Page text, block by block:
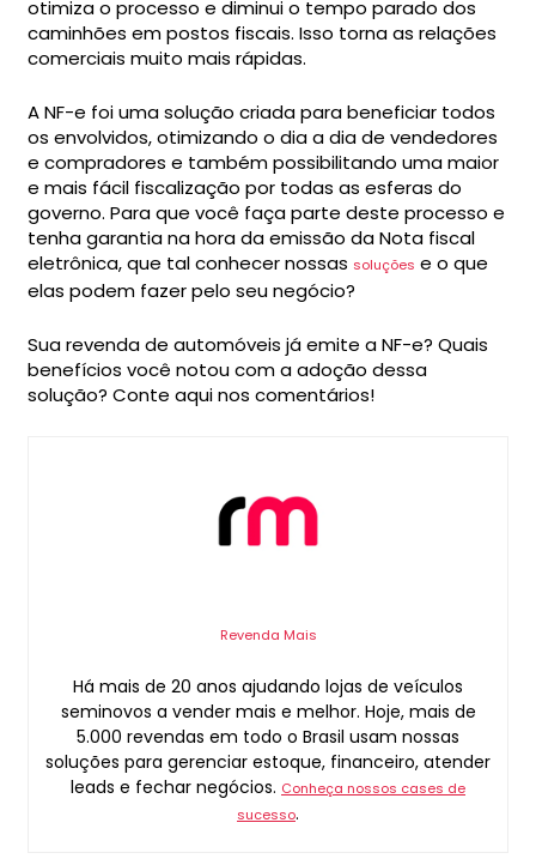
otimiza o processo e diminui o tempo parado dos
caminhões em postos fiscais. Isso torna as relações
comerciais muito mais rápidas.
A NF-e foi uma solução criada para beneficiar todos
os envolvidos, otimizando o dia a dia de vendedores
e compradores e também possibilitando uma maior
e mais fácil fiscalização por todas as esferas do
governo. Para que você faça parte deste processo e
tenha garantia na hora da emissão da Nota fiscal
eletrônica, que tal conhecer nossas soluções e o que
elas podem fazer pelo seu negócio?
Sua revenda de automóveis já emite a NF-e? Quais
benefícios você notou com a adoção dessa
solução? Conte aqui nos comentários!
Revenda Mais
Há mais de 20 anos ajudando lojas de veículos
seminovos a vender mais e melhor. Hoje, mais de
5.000 revendas em todo o Brasil usam nossas
soluções para gerenciar estoque, financeiro, atender
leads e fechar negócios. Conheça nossos cases de
sucesso.